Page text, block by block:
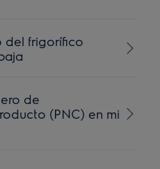
del frigorífico
de
(PNC) en mi